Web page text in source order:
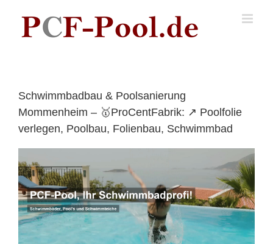
content
Schwimmbadbau & Poolsanierung
Mommenheim – 🥇ProCentFabrik: ↗️ Poolfolie
verlegen, Poolbau, Folienbau, Schwimmbad